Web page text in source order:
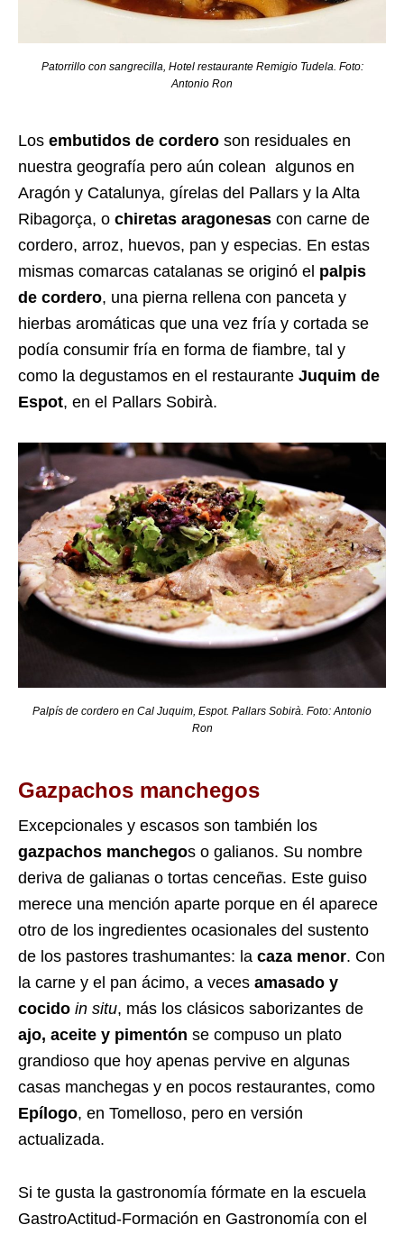
Patorrillo con sangrecilla, Hotel restaurante Remigio Tudela. Foto:
Antonio Ron
Los embutidos de cordero son residuales en
nuestra geografía pero aún colean algunos en
Aragón y Catalunya, gírelas del Pallars y la Alta
Ribagorça, o chiretas aragonesas con carne de
cordero, arroz, huevos, pan y especias. En estas
mismas comarcas catalanas se originó el palpis
de cordero, una pierna rellena con panceta y
hierbas aromáticas que una vez fría y cortada se
podía consumir fría en forma de fiambre, tal y
como la degustamos en el restaurante Juquim de
Espot, en el Pallars Sobirà.
Palpís de cordero en Cal Juquim, Espot. Pallars Sobirà. Foto: Antonio
Ron
Gazpachos manchegos
Excepcionales y escasos son también los
gazpachos manchegos o galianos. Su nombre
deriva de galianas o tortas cenceñas. Este guiso
merece una mención aparte porque en él aparece
otro de los ingredientes ocasionales del sustento
de los pastores trashumantes: la caza menor. Con
la carne y el pan ácimo, a veces amasado y
cocido in situ, más los clásicos saborizantes de
ajo, aceite y pimentón se compuso un plato
grandioso que hoy apenas pervive en algunas
casas manchegas y en pocos restaurantes, como
Epílogo, en Tomelloso, pero en versión
actualizada.
Si te gusta la gastronomía fórmate en la escuela
GastroActitud-Formación en Gastronomía con el